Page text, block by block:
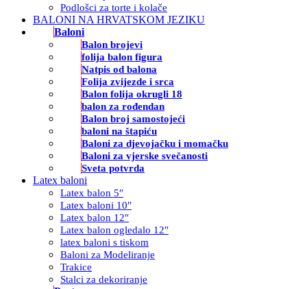
Podlošci za torte i kolače
BALONI NA HRVATSKOM JEZIKU
Baloni
Balon brojevi
folija balon figura
Natpis od balona
Folija zvijezde i srca
Balon folija okrugli 18
balon za rođendan
Balon broj samostojeći
baloni na štapiću
Baloni za djevojačku i momačku
Baloni za vjerske svečanosti
Sveta potvrda
Latex baloni
Latex balon 5″
Latex baloni 10″
Latex balon 12″
Latex balon ogledalo 12″
latex baloni s tiskom
Baloni za Modeliranje
Trakice
Stalci za dekoriranje